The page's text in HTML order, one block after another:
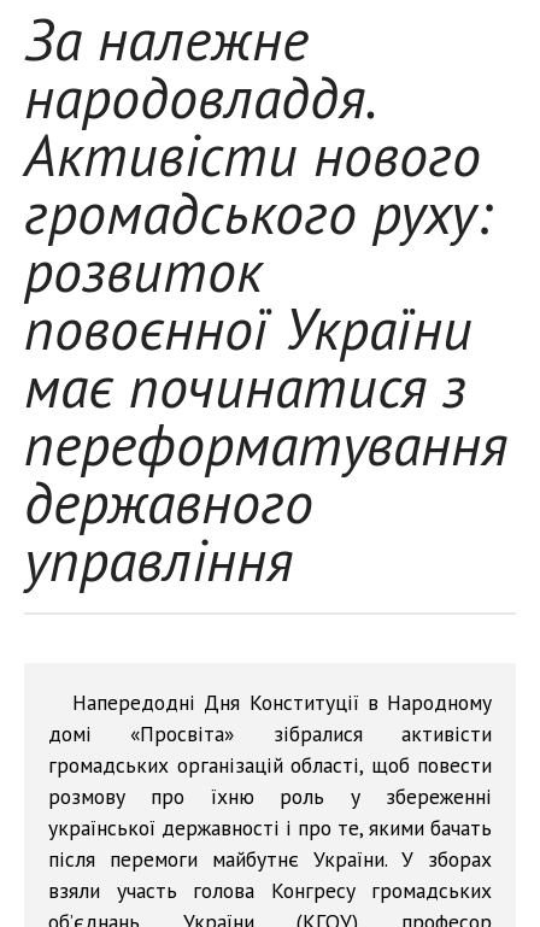
За належне
народовладдя.
Активісти нового
громадського руху:
розвиток
повоєнної України
має починатися з
переформатування
державного
управління
Напередодні Дня Конституції в Народному
домі «Просвіта» зібралися активісти
громадських організацій області, щоб повести
розмову про їхню роль у збереженні
української державності і про те, якими бачать
після перемоги майбутнє України. У зборах
взяли участь голова Конгресу громадських